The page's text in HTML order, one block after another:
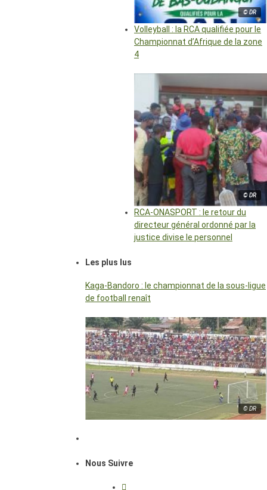
© DR
Volleyball : la RCA qualifiée pour le
Championnat d’Afrique de la zone
4
© DR
RCA-ONASPORT : le retour du
directeur général ordonné par la
justice divise le personnel
Les plus lus
Kaga-Bandoro : le championnat de la sous-ligue
de football renaît
© DR
Nous Suivre